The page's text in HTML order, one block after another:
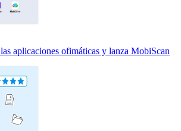
aplicaciones ofimáticas y lanza MobiScan